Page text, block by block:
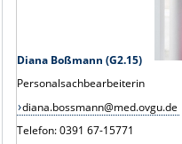
Diana Boßmann (G2.15)
Personalsachbearbeiterin
diana.bossmann@med.ovgu.de
Telefon: 0391 67-15771